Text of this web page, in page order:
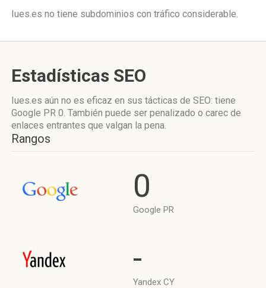
Iues.es no tiene subdominios con tráfico considerable.
Estadísticas SEO
Iues.es aún no es eficaz en sus tácticas de SEO: tiene
Google PR 0. También puede ser penalizado o carec de
enlaces entrantes que valgan la pena.
Rangos
0
Google PR
-
Yandex CY